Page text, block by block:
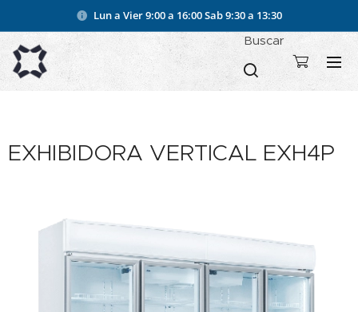
Lun a Vier 9:00 a 16:00Sab 9:30 a 13:30
Buscar
EXHIBIDORA VERTICAL EXH4P